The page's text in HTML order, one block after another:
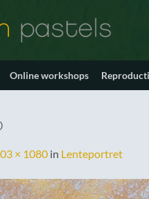
Online workshops
× 1080 in Lenteportret